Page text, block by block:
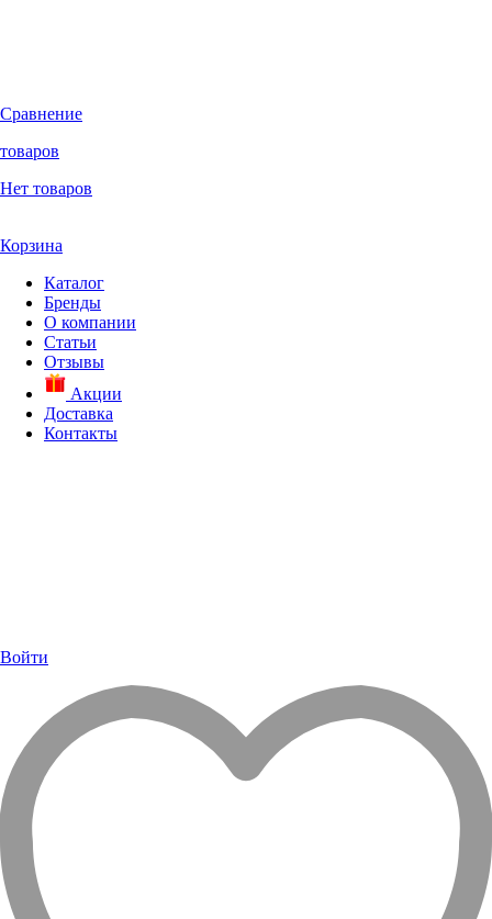
Сравнение
товаров
Нет товаров
Корзина
Каталог
Бренды
О компании
Статьи
Отзывы
Акции
Доставка
Контакты
Войти